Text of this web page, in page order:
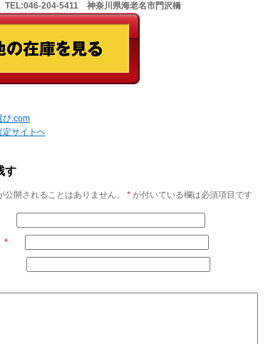
TEL:046-204-5411 神奈川県海老名市門沢橋
び.com
定サイトヘ
す
公開されることはありません。 *が付いている欄は必須項目です
*